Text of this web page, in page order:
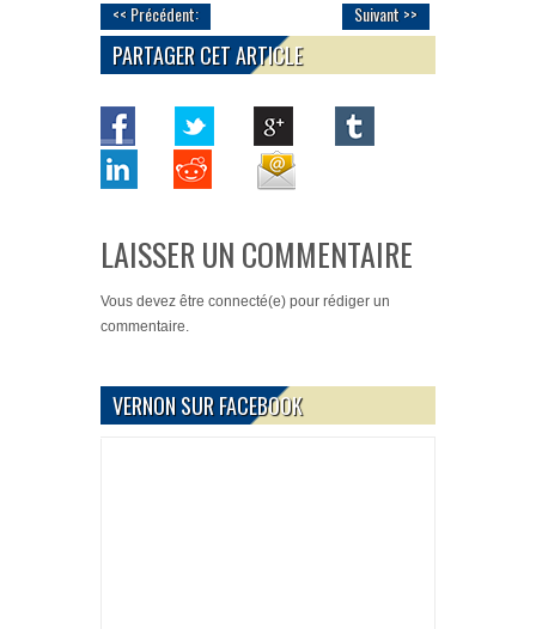
<< Précédent: Suivant >>
PARTAGER CET ARTICLE
LAISSER UN COMMENTAIRE
Vous devez être connecté(e) pour rédiger un
commentaire.
VERNON SUR FACEBOOK